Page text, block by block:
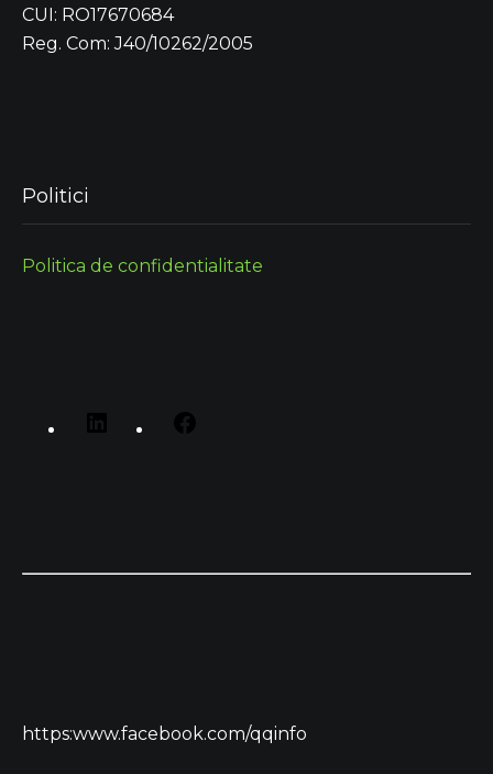
CUI: RO17670684
Reg. Com: J40/10262/2005
Politici
Politica de confidentialitate
https:www.facebook.com/qqinfo